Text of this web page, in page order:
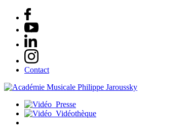
Contact
Presse
Vidéothèque